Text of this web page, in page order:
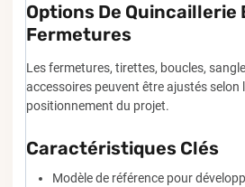
Options De Quincaillerie
Fermetures
Les fermetures, tirettes, boucles,
accessoires peuvent être ajustés selon
positionnement du projet.
Caractéristiques Clés
Modèle de référence pour